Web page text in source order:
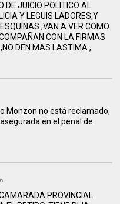
DE JUICIO POLITICO AL
Y LEGUIS LADORES,Y
,VAN A VER COMO
CON LA FIRMAS
DEN MAS LASTIMA ,
Monzon no está reclamado,
en el penal de
PROVINCIAL